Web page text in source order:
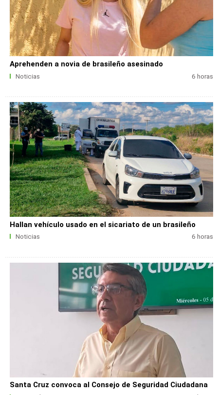
Aprehenden a novia de brasileño asesinado
Noticias 6 horas
Hallan vehículo usado en el sicariato de un brasileño
Noticias 6 horas
Santa Cruz convoca al Consejo de Seguridad Ciudadana